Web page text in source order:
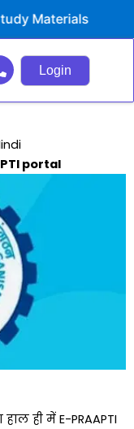
Materials
Login
portal
ही में E-PRAAPTI